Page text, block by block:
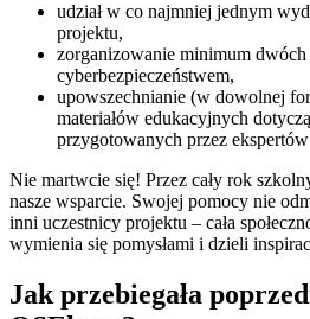
udział w co najmniej jednym
projektu,
zorganizowanie minimum
cyberbezpieczeństwem,
upowszechnianie (w dowolnej
materiałów edukacyjnych
przygotowanych przez
Nie martwcie się! Przez cały rok
nasze wsparcie. Swojej pomocy nie
inni uczestnicy projektu – cała
wymienia się pomysłami i dzieli
Jak przebiegała